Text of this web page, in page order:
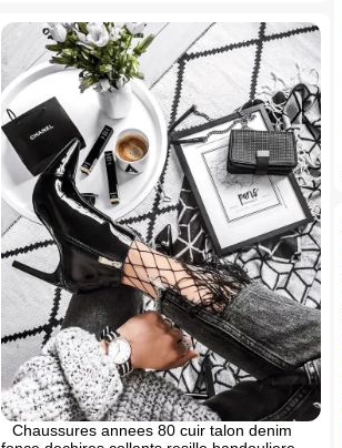
Chaussures annees 80 cuir talon denim